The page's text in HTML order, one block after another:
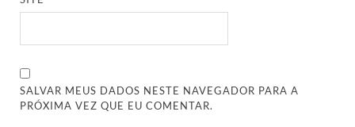
SALVAR MEUS DADOS NESTE NAVEGADOR PARA A
PRÓXIMA VEZ QUE EU COMENTAR.